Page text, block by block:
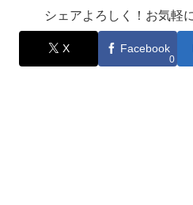
シェアよろしく！お気軽
X Facebook
0